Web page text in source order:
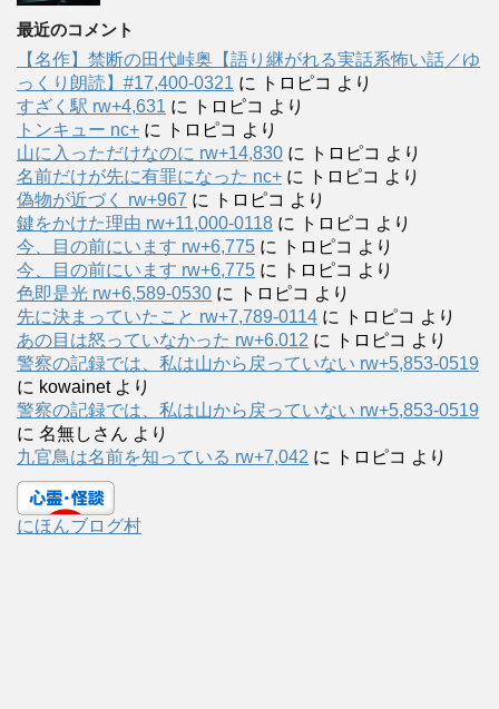
最近のコメント
【名作】禁断の田代峠奥【語り継がれる実話系怖い話／ゆ
っくり朗読】#17,400-0321 に トロピコ より
すざく駅 rw+4,631 に トロピコ より
トンキュー nc+ に トロピコ より
山に入っただけなのに rw+14,830 に トロピコ より
名前だけが先に有罪になった nc+ に トロピコ より
偽物が近づく rw+967 に トロピコ より
鍵をかけた理由 rw+11,000-0118 に トロピコ より
今、目の前にいます rw+6,775 に トロピコ より
今、目の前にいます rw+6,775 に トロピコ より
色即是光 rw+6,589-0530 に トロピコ より
先に決まっていたこと rw+7,789-0114 に トロピコ より
あの目は怒っていなかった rw+6.012 に トロピコ より
警察の記録では、私は山から戻っていない rw+5,853-0519
に kowainetより
警察の記録では、私は山から戻っていない rw+5,853-0519
に 名無しさん より
九官鳥は名前を知っている rw+7,042 に トロピコ より
にほんブログ村